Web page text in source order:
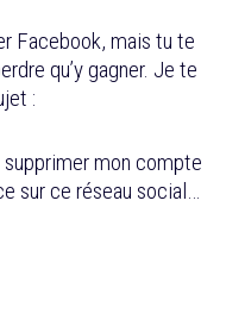
Facebook, mais tu te
qu’y gagner. Je te
:
mon compte
sur ce réseau social…